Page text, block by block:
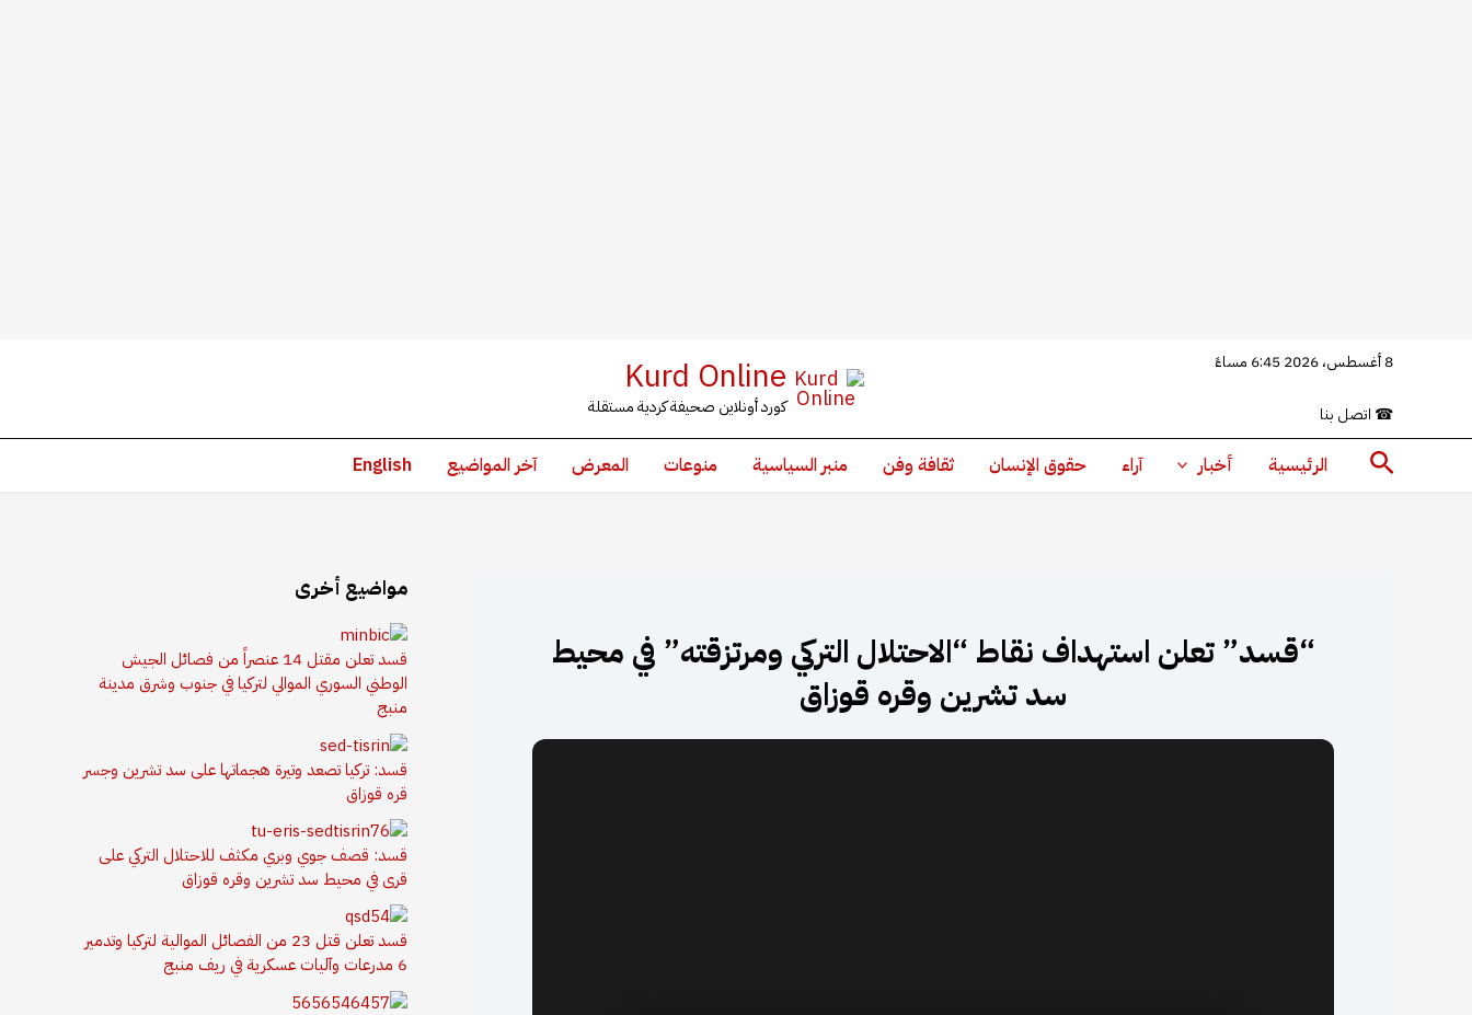
المحتوى
8 أغسطس، 2026 6:45 مساءً
☎ اتصل بنا
Kurd Online
كورد أونلاين صحيفة كردية مستقلة
البحث الرئيسية أخبار آراء حقوق الإنسان ثقافة وفن منبر السياسية منوعات المعرض آخر المواضيع English
“قسد” تعلن استهداف نقاط “الاحتلال التركي ومرتزقته” في محيط
سد تشرين وقره قوزاق
مواضيع أخرى
قسد تعلن مقتل 14 عنصراً من فصائل الجيش
الوطني السوري الموالي لتركيا في جنوب وشرق مدينة
منبج
قسد: تركيا تصعد وتيرة هجماتها على سد تشرين وجسر
قره قوزاق
قسد: قصف جوي وبري مكثف للاحتلال التركي على
قرى في محيط سد تشرين وقره قوزاق
قسد تعلن قتل 23 من الفصائل الموالية لتركيا وتدمير
6 مدرعات وآليات عسكرية في ريف منبج